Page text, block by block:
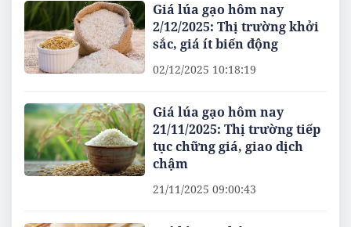
Giá lúa gạo hôm nay
2/12/2025: Thị trường khởi
sắc, giá ít biến động
02/12/2025 10:18:19
Giá lúa gạo hôm nay
21/11/2025: Thị trường tiếp
tục chững giá, giao dịch
chậm
21/11/2025 09:00:43